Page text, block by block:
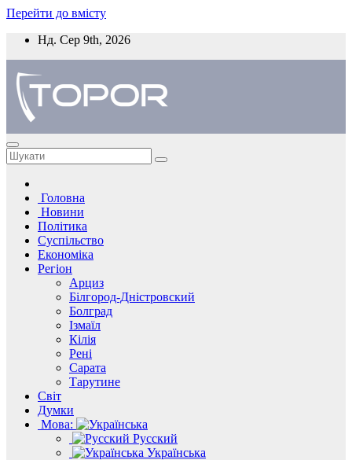
Перейти до вмісту
Нд. Сер 9th, 2026
Головна
Новини
Політика
Суспільство
Економіка
Регіон
Арциз
Білгород-Дністровский
Болград
Ізмаїл
Кілія
Рені
Сарата
Тарутине
Світ
Думки
Мова:
Русский
Українська